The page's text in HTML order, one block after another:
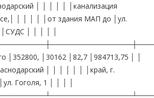
│ │ │ │ │ │канализация
│ │ │ │ │от здания МАП до │ул.
│ │ │ │ │
│352800, │30162 │82,7 │984713,75 │ │
│ │ │ │ │ │ │край, г.
Гоголя, 1 │ │ │ │